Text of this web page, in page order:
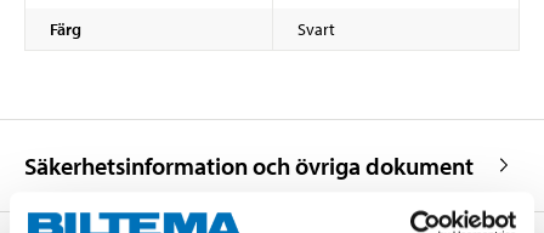
Färg
Svart
Säkerhetsinformation och övriga dokument